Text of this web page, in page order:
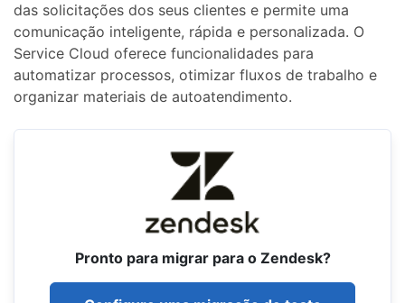
das solicitações dos seus clientes e permite uma
comunicação inteligente, rápida e personalizada. O
Service Cloud oferece funcionalidades para
automatizar processos, otimizar fluxos de trabalho e
organizar materiais de autoatendimento.
Pronto para migrar para o Zendesk?